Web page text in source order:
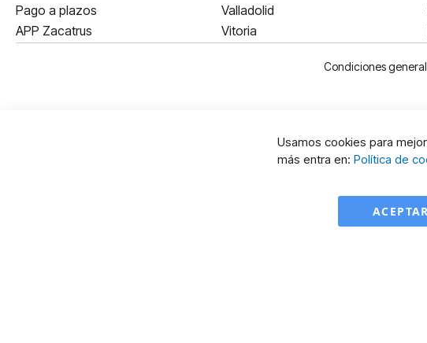
Pago a plazos
APP Zacatrus
Valladolid
Vitoria
Condiciones
Usamos cookies para
más entra en: Política de
ACEPTAR